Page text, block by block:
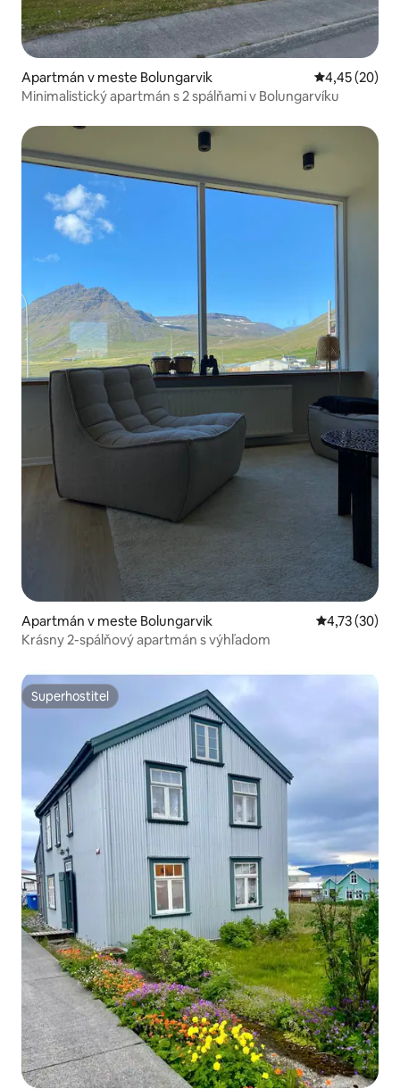
Apartmán v meste Bolungarvik Priemerné
4,45 (20)
Minimalistický apartmán s 2 spálňami v Bolungarvíku
Apartmán v meste Bolungarvik Priemerné
4,73 (30)
Krásny 2-spálňový apartmán s výhľadom
Superhostiteľ
Superhostiteľ